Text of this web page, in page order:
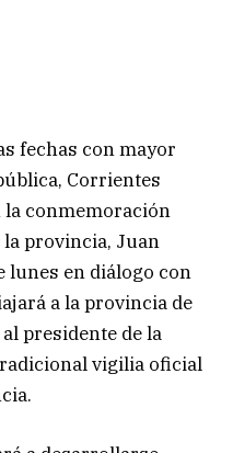
fechas con mayor
Corrientes
la conmemoración
provincia, Juan
lunes en diálogo con
a la provincia de
presidente de la
vigilia oficial